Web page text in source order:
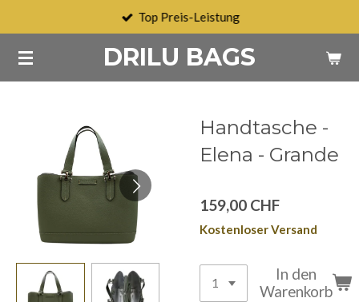
springen
DRILU BAGS
Top Preis-Leistung
Handtasche -
Elena - Grande
159,00 CHF
Kostenloser Versand
In den
Warenkorb